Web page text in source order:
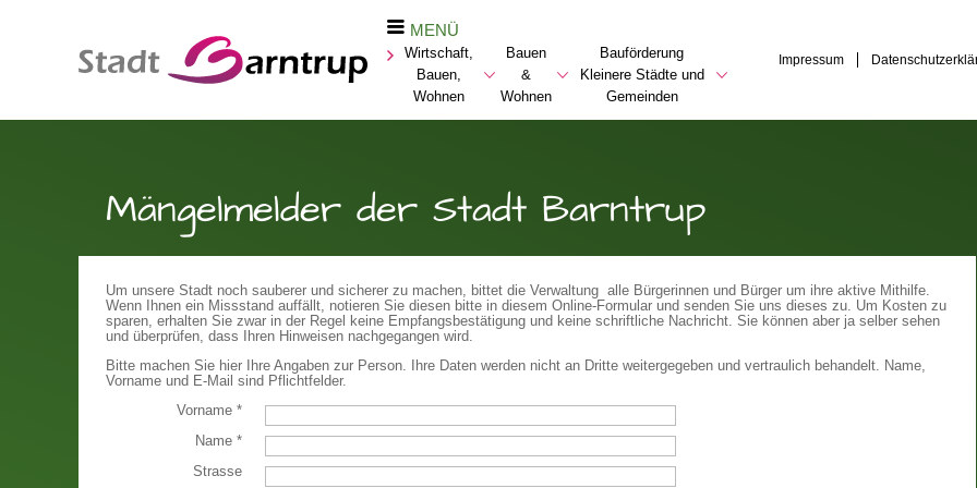
MENÜ
Wirtschaft,
Bauen,
Wohnen
Bauen
&
Wohnen
Bauförderung
Kleinere Städte und
Gemeinden
Impressum
Mängelmelder der Stadt Barntrup
Um unsere Stadt noch sauberer und sicherer zu machen, bittet die Verwaltung alle Bürgerinnen und Bürger um ihre aktive Mithilfe.
Wenn Ihnen ein Missstand auffällt, notieren Sie diesen bitte in diesem Online-Formular und senden Sie uns dieses zu. Um Kosten zu
sparen, erhalten Sie zwar in der Regel keine Empfangsbestätigung und keine schriftliche Nachricht. Sie können aber ja selber sehen
und überprüfen, dass Ihren Hinweisen nachgegangen wird.
Bitte machen Sie hier Ihre Angaben zur Person. Ihre Daten werden nicht an Dritte weitergegeben und vertraulich behandelt. Name,
Vorname und E-Mail sind Pflichtfelder.
Vorname *
Name *
Strasse